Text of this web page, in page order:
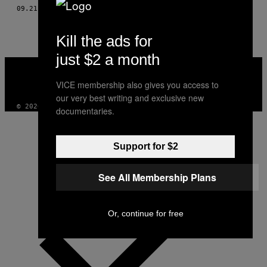
AUTHOR
09.21.14 ΚΕΊΜΕΝΟSUZIE MCCRACKEN, PHOTOS: CARL WILSON
VICE
INSTAGRAM
TIKTOK
YOUTUBE
© 2026 VICE DIGITAL PUBLISHING, LLC
Kill the ads for
just $2 a month
VICE membership also gives you access to
our very best writing and exclusive new
documentaries.
Support for $2
See All Membership Plans
Or, continue for free